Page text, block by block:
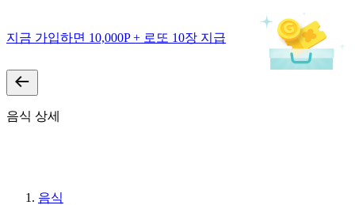
지금 가입하면 10,000P + 로또 10장 지급
음식 상세
음식